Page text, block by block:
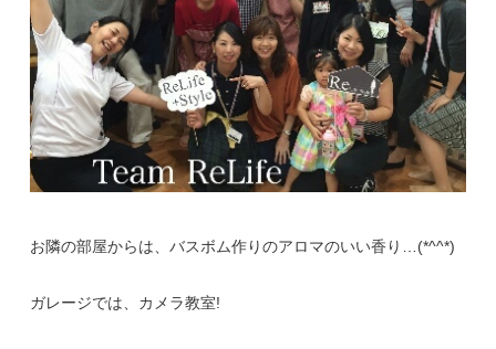
お隣の部屋からは、バスボム作りのアロマのいい香り…(*^^*)
ガレージでは、カメラ教室!